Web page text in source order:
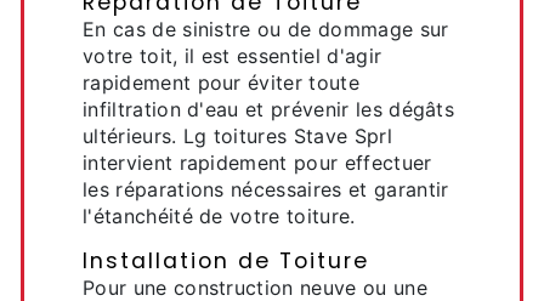
En cas de sinistre ou de dommage sur
votre toit, il est essentiel d'agir
rapidement pour éviter toute
infiltration d'eau et prévenir les dégâts
ultérieurs. Lg toitures Stave Sprl
intervient rapidement pour effectuer
les réparations nécessaires et garantir
l'étanchéité de votre toiture.
Installation de Toiture
Pour une construction neuve ou une